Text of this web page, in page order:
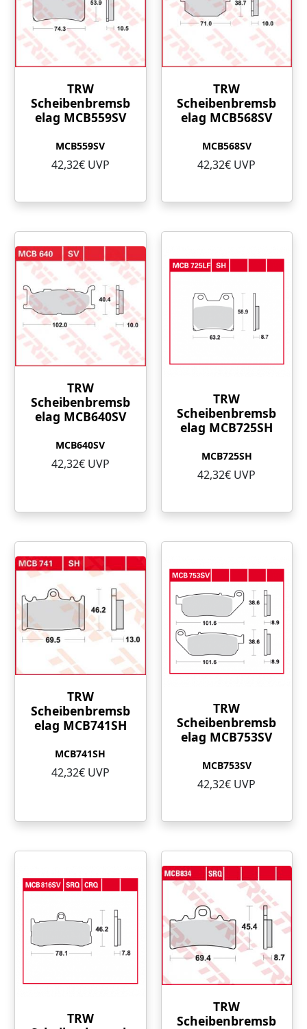
TRW
Scheibenbremsb
elag MCB559SV
MCB559SV
42,32€ UVP
TRW
Scheibenbremsb
elag MCB568SV
MCB568SV
42,32€ UVP
TRW
Scheibenbremsb
elag MCB640SV
MCB640SV
42,32€ UVP
TRW
Scheibenbremsb
elag MCB725SH
MCB725SH
42,32€ UVP
TRW
Scheibenbremsb
elag MCB741SH
MCB741SH
42,32€ UVP
TRW
Scheibenbremsb
elag MCB753SV
MCB753SV
42,32€ UVP
TRW
TRW
Scheibenbremsb